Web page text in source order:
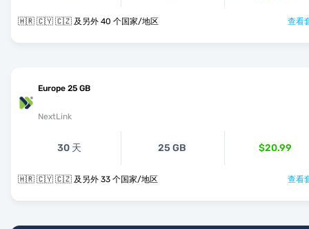
🇭🇷 🇨🇾 🇨🇿 及另外 40 个国家/地区 查看
Europe 25 GB
NextLink
30 天 25 GB $20.99
🇭🇷 🇨🇾 🇨🇿 及另外 33 个国家/地区 查看